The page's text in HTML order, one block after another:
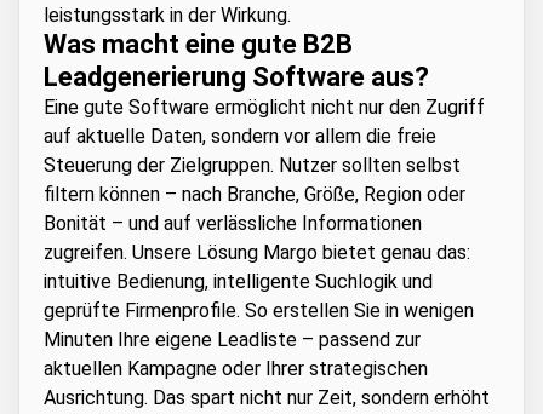
leistungsstark in der Wirkung.
Was macht eine gute B2B
Leadgenerierung Software aus?
Eine gute Software ermöglicht nicht nur den Zugriff
auf aktuelle Daten, sondern vor allem die freie
Steuerung der Zielgruppen. Nutzer sollten selbst
filtern können – nach Branche, Größe, Region oder
Bonität – und auf verlässliche Informationen
zugreifen. Unsere Lösung Margo bietet genau das:
intuitive Bedienung, intelligente Suchlogik und
geprüfte Firmenprofile. So erstellen Sie in wenigen
Minuten Ihre eigene Leadliste – passend zur
aktuellen Kampagne oder Ihrer strategischen
Ausrichtung. Das spart nicht nur Zeit, sondern erhöht